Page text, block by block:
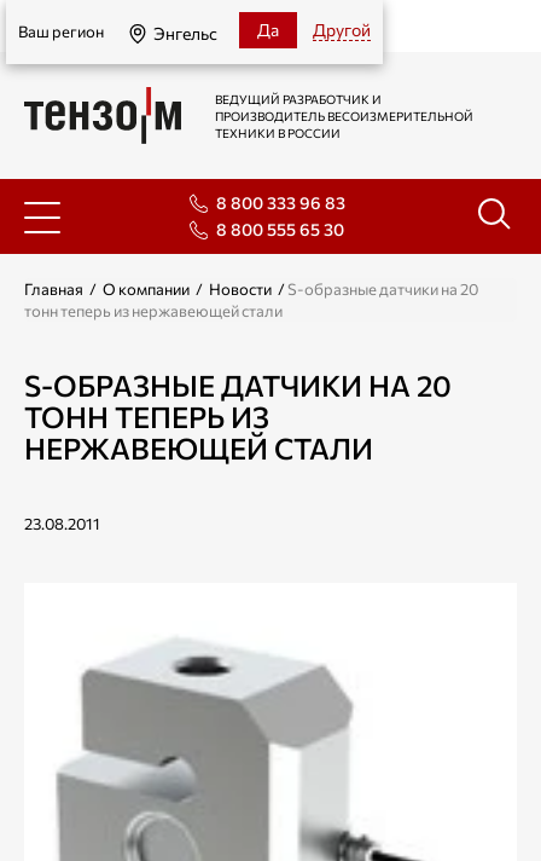
Энгельс
Ваш регион Энгельс Да Другой
ВЕДУЩИЙ РАЗРАБОТЧИК И
ПРОИЗВОДИТЕЛЬ ВЕСОИЗМЕРИТЕЛЬНОЙ
ТЕХНИКИ В РОССИИ
8 800 333 96 83
8 800 555 65 30
Главная / О компании / Новости /S-образные датчики на 20
тонн теперь из нержавеющей стали
S-ОБРАЗНЫЕ ДАТЧИКИ НА 20
ТОНН ТЕПЕРЬ ИЗ
НЕРЖАВЕЮЩЕЙ СТАЛИ
23.08.2011